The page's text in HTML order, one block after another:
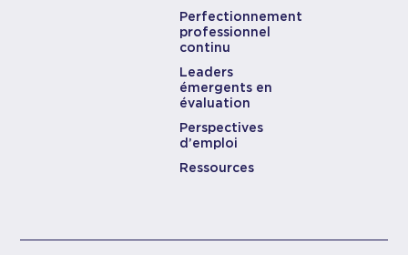
Perfectionnement
professionnel
continu
Leaders
émergents en
évaluation
Perspectives
d’emploi
Ressources